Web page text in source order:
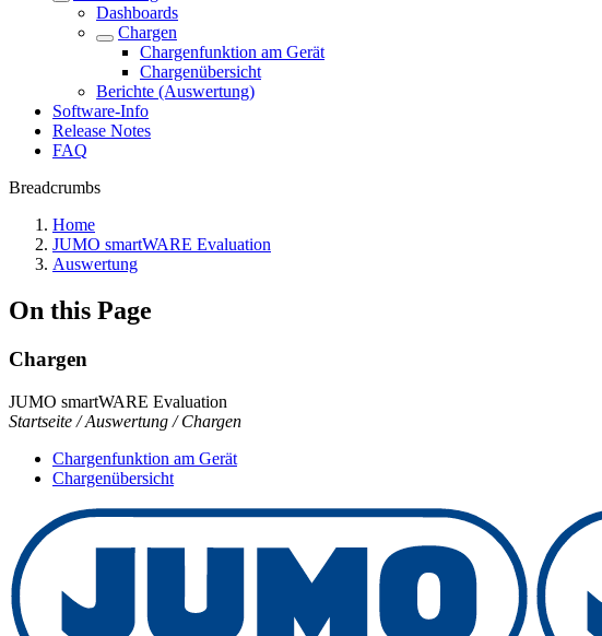
Dashboards
Chargen
Chargenfunktion am Gerät
Chargenübersicht
Berichte (Auswertung)
Software-Info
Release Notes
FAQ
Breadcrumbs
Home
JUMO smartWARE Evaluation
Auswertung
On this Page
Chargen
JUMO smartWARE Evaluation
Startseite / Auswertung / Chargen
Chargenfunktion am Gerät
Chargenübersicht